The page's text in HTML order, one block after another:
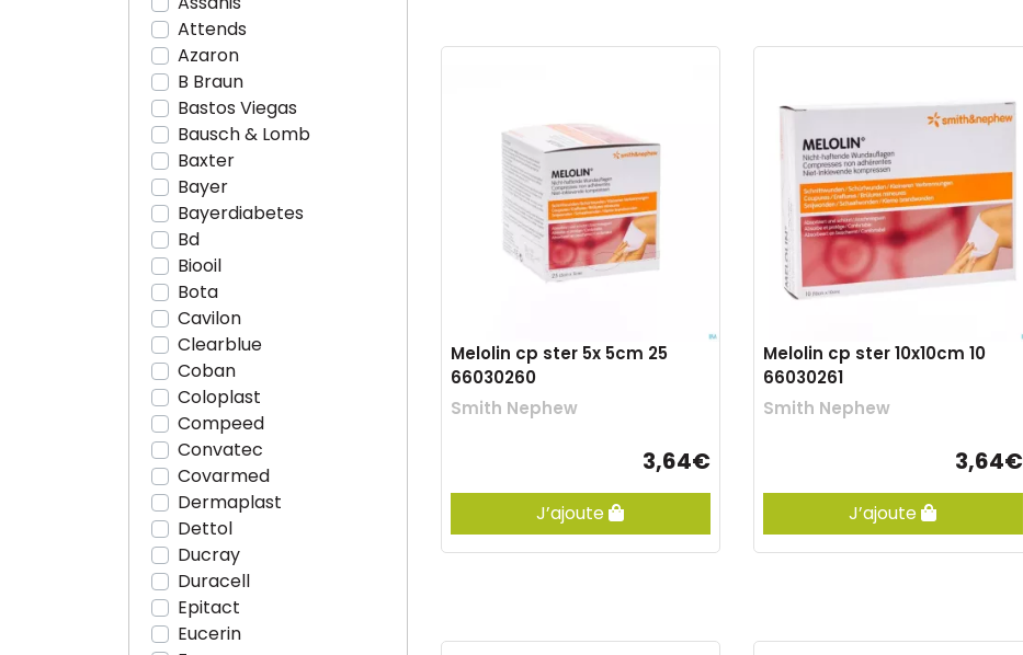
Attends
Azaron
B Braun
Bastos Viegas
Bausch & Lomb
Baxter
Bayer
Bayerdiabetes
Bd
Biooil
Bota
Cavilon
Clearblue
Coban
Coloplast
Compeed
Convatec
Covarmed
Dermaplast
Dettol
Ducray
Duracell
Epitact
Eucerin
Melolin cp ster 5x 5cm 25
66030260
Smith Nephew
3,64€
J’ajoute
Melolin cp ster 10x10cm 10
66030261
Smith Nephew
3,64€
J’ajoute